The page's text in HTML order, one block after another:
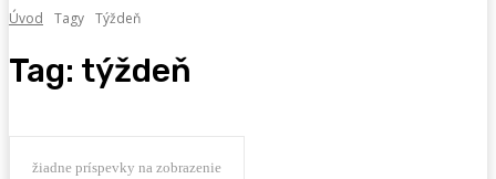
Úvod Tagy Týždeň
Tag: týždeň
žiadne príspevky na zobrazenie